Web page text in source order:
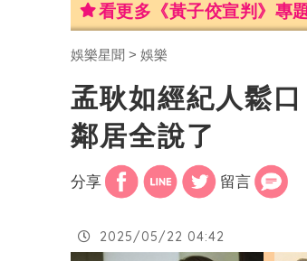
看更多《黃子佼宣判》專
娛樂星聞 娛樂
孟耿如經紀人鬆
鄰居全說了
分享 留言
2025/05/22 04:42